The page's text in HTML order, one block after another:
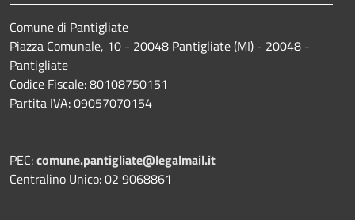
Comune di Pantigliate
Piazza Comunale, 10 - 20048 Pantigliate (MI) - 20048 -
Pantigliate
Codice Fiscale: 80108750151
Partita IVA: 09057070154
PEC:comune.pantigliate@legalmail.it
Centralino Unico: 02 9068861